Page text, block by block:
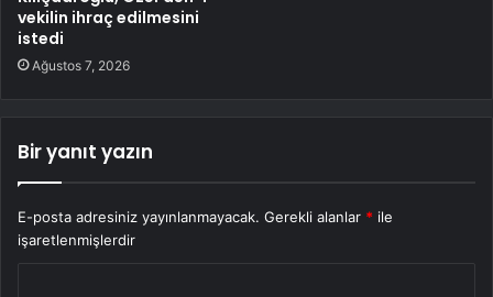
vekilin ihraç edilmesini
istedi
Ağustos 7, 2026
Bir yanıt yazın
E-posta adresiniz yayınlanmayacak. Gerekli alanlar * ile
işaretlenmişlerdir